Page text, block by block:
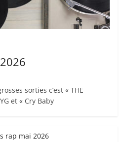
sorties c’est « THE
et « Cry Baby
rap mai 2026